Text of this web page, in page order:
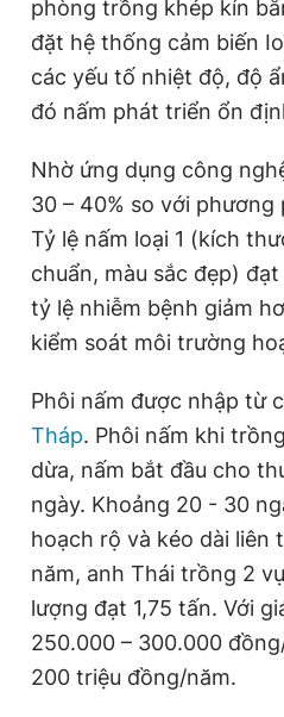
phòng trồng khép kín
đặt hệ thống cảm biến
các yếu tố nhiệt độ, độ
đó nấm phát triển ổn
Nhờ ứng dụng công
30 – 40% so với
Tỷ lệ nấm loại 1 (kích
chuẩn, màu sắc đẹp)
tỷ lệ nhiễm bệnh giảm
kiểm soát môi trường
Phôi nấm được nhập từ
Tháp. Phôi nấm khi
dừa, nấm bắt đầu cho
ngày. Khoảng 20 - 30
hoạch rộ và kéo dài liên
năm, anh Thái trồng 2
lượng đạt 1,75 tấn. Với
250.000 – 300.000
200 triệu đồng/năm.